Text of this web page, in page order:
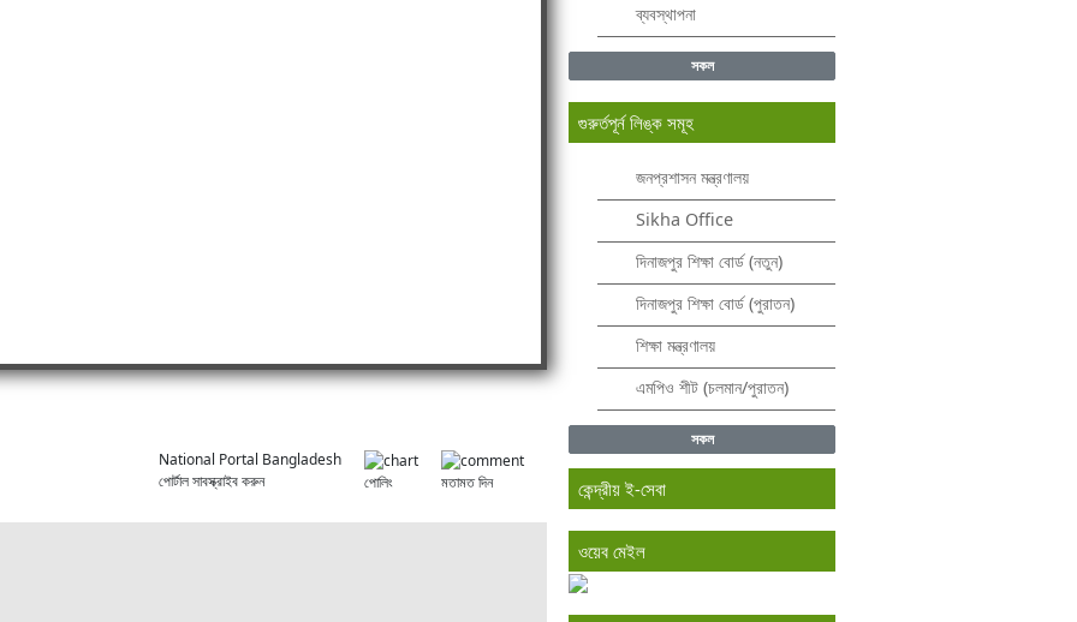
National Portal Bangladesh
পোর্টাল সাবস্ক্রাইব করুন
পোলিং মতামত দিন
ব্যবস্থাপনা
সকল
গুরুর্তপূর্ন লিঙ্ক সমূহ
জনপ্রশাসন মন্ত্রণালয়
Sikha Office
দিনাজপুর শিক্ষা বোর্ড (নতুন)
দিনাজপুর শিক্ষা বোর্ড (পুরাতন)
শিক্ষা মন্ত্রণালয়
এমপিও শীট (চলমান/পুরাতন)
সকল
কেন্দ্রীয় ই-সেবা
ওয়েব মেইল